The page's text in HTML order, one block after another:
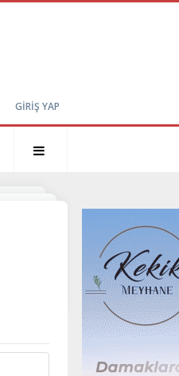
GİRİŞ YAP